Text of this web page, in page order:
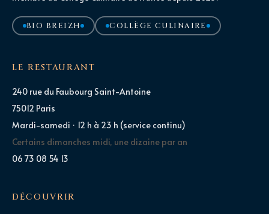
BIO BREIZH COLLÈGE CULINAIRE
LE RESTAURANT
240 rue du Faubourg Saint-Antoine
75012 Paris
Mardi-samedi · 12 h à 23 h (service continu)
Certains dimanches midi, une dizaine par an
06 73 08 54 13
DÉCOUVRIR